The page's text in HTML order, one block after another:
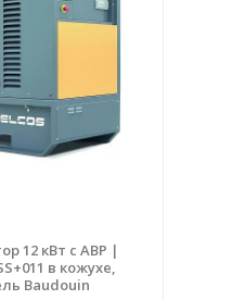
12 кВт с АВР |
в кожухе,
Baudouin